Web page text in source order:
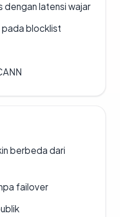
dengan latensi wajar
blocklist
berbeda dari
failover